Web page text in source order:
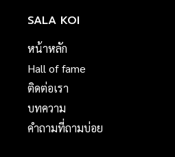
SALA KOI
หน้าหลัก
Hall of fame
ติดต่อเรา
บทความ
คำถามที่ถามบ่อย